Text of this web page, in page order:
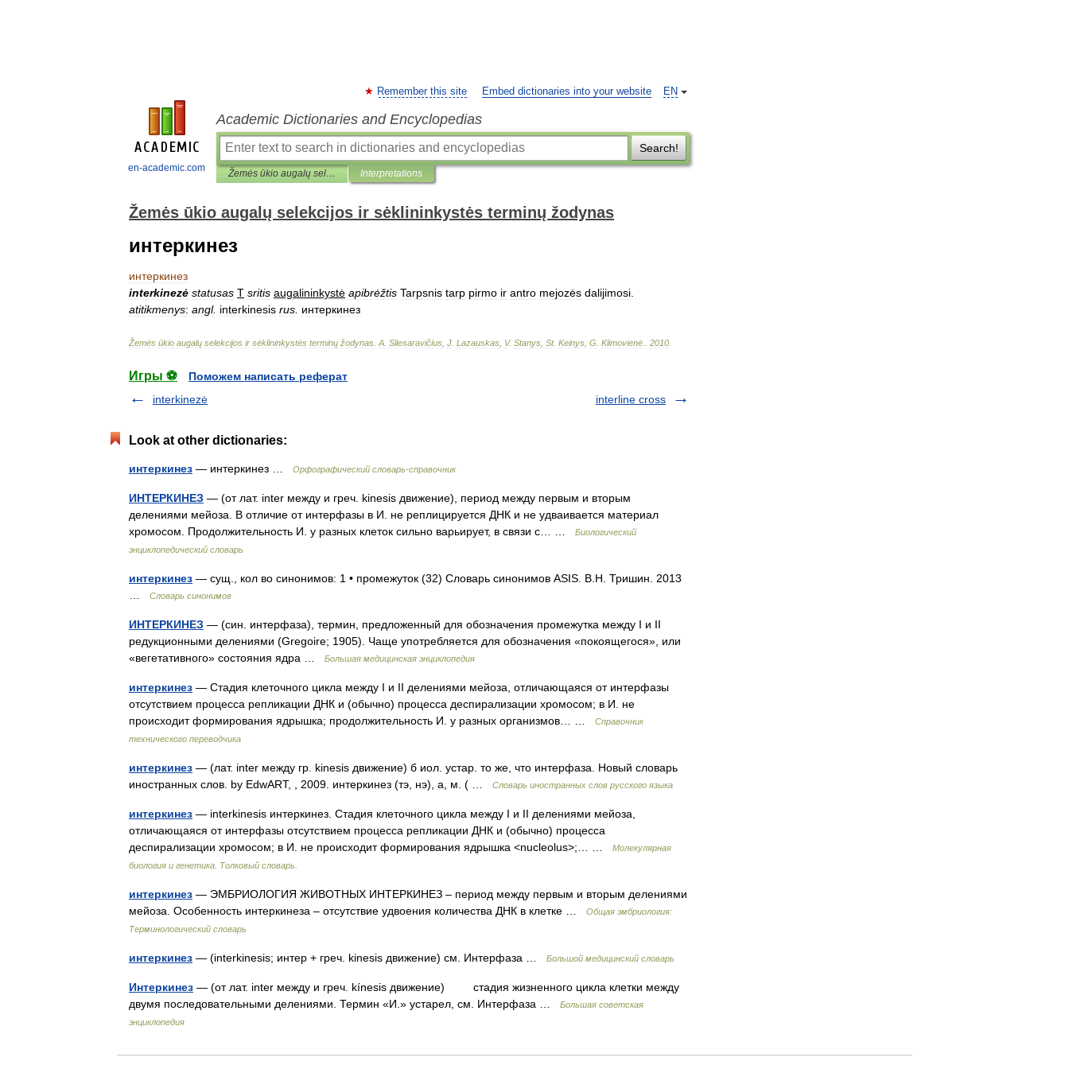
en-academic.com
EN
Remember this site Embed dictionaries into your website
Academic Dictionaries and Encyclopedias
Search!
Žemės ūkio augalų selekcijos ir sėklininkystės terminų žodynas Interpretations
Žemės ūkio augalų selekcijos ir sėklininkystės terminų žodynas
интеркинез
интеркинез
interkinezė statusas T sritis augalininkystė apibrėžtis Tarpsnis tarp pirmo ir antro mejozės dalijimosi
atitikmenys: angl. interkinesis rus интеркинез
Žemės ūkio augalų selekcijos ir sėklininkystės terminų žodynas A Sliesaravičius J Lazauskas V. Stanys St. Keinys G Klimovienė 2010
Игры ⚽
Поможем написать реферат
interkinezė
interline cross
Look at other dictionaries:
интеркинез — интеркинез … Орфографический словарь-справочник
ИНТЕРКИНЕЗ — (от лат. inter между и греч. kinesis движение), период между первым и вторым
делениями мейоза. В отличие от интерфазы в И. не реплицируется ДНК и не удваивается материал
хромосом. Продолжительность И. у разных клеток сильно варьирует, в связи с… …
Биологический
энциклопедический словарь
интеркинез — сущ., кол во синонимов: 1 • промежуток (32) Словарь синонимов ASIS. В.Н. Тришин. 2013
Словарь синонимов
ИНТЕРКИНЕЗ — (син. интерфаза), термин, предложенный для обозначения промежутка между I и II
редукционными делениями (Gregoire; 1905). Чаще употребляется для обозначения «покоящегося», или
«вегетативного» состояния ядра …
Большая медицинская энциклопедия
интеркинез — Стадия клеточного цикла между I и II делениями мейоза, отличающаяся от интерфазы
отсутствием процесса репликации ДНК и (обычно) процесса деспирализации хромосом; в И. не
происходит формирования ядрышка; продолжительность И. у разных организмов… …
Справочник
технического переводчика
интеркинез — (лат. inter между гр. kinesis движение) б иол. устар. то же, что интерфаза. Новый словарь
иностранных слов. by EdwART, , 2009. интеркинез (тэ, нэ), а, м. ( …
Словарь иностранных слов русского языка
интеркинез — interkinesis интеркинез. Cтадия клеточного цикла между I и II делениями мейоза,
отличающаяся от интерфазы отсутствием процесса репликации ДНК и (обычно) процесса
деспирализации хромосом; в И. не происходит формирования ядрышка <nucleolus>;… …
Молекулярная
биология и генетика. Толковый словарь.
интеркинез — ЭМБРИОЛОГИЯ ЖИВОТНЫХ ИНТЕРКИНЕЗ – период между первым и вторым делениями
мейоза. Особенность интеркинеза – отсутствие удвоения количества ДНК в клетке …
Общая эмбриология:
Терминологический словарь
интеркинез — (interkinesis; интер + греч. kinesis движение) см. Интерфаза … Большой медицинский словарь
Интеркинез — (от лат. inter между и греч. kínesis движение) стадия жизненного цикла клетки между
двумя последовательными делениями. Термин «И.» устарел, см. Интерфаза …
Большая советская
энциклопедия